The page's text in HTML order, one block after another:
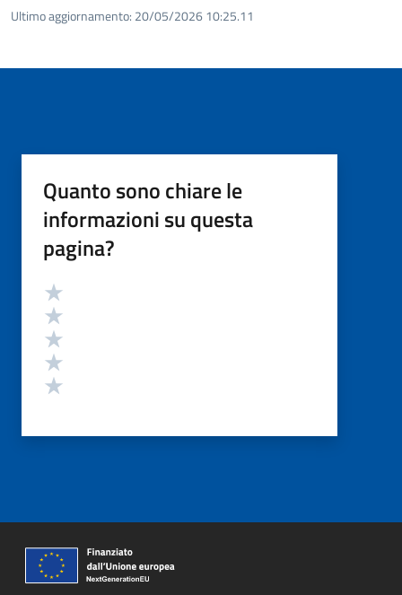
Ultimo aggiornamento: 20/05/2026 10:25.11
Quanto sono chiare le
informazioni su questa
pagina?
Valutazione